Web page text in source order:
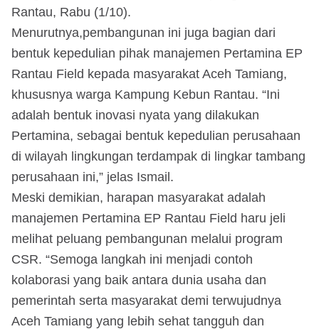
Rantau, Rabu (1/10).
Menurutnya,pembangunan ini juga bagian dari
bentuk kepedulian pihak manajemen Pertamina EP
Rantau Field kepada masyarakat Aceh Tamiang,
khususnya warga Kampung Kebun Rantau. “Ini
adalah bentuk inovasi nyata yang dilakukan
Pertamina, sebagai bentuk kepedulian perusahaan
di wilayah lingkungan terdampak di lingkar tambang
perusahaan ini,” jelas Ismail.
Meski demikian, harapan masyarakat adalah
manajemen Pertamina EP Rantau Field haru jeli
melihat peluang pembangunan melalui program
CSR. “Semoga langkah ini menjadi contoh
kolaborasi yang baik antara dunia usaha dan
pemerintah serta masyarakat demi terwujudnya
Aceh Tamiang yang lebih sehat tangguh dan